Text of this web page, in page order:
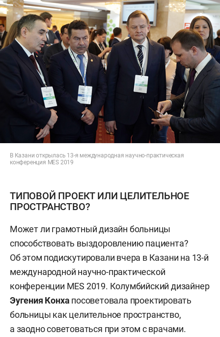
В Казани открылась 13-я международная научно-практическая
конференция MES 2019
ТИПОВОЙ ПРОЕКТ ИЛИ ЦЕЛИТЕЛЬНОЕ
ПРОСТРАНСТВО?
Может ли грамотный дизайн больницы
способствовать выздоровлению пациента?
Об этом подискутировали вчера в Казани на 13-й
международной научно-практической
конференции MES 2019. Колумбийский дизайнер
Эугения Конха посоветовала проектировать
больницы как целительное пространство,
а заодно советоваться при этом с врачами.